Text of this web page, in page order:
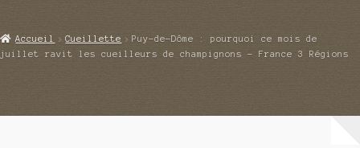
enfant
Echanges et contacts
le
Accueil Cueillette
Puy-de-Dôme : pourquoi ce mois de
juillet ravit les cueilleurs de champignons – France 3 Régions